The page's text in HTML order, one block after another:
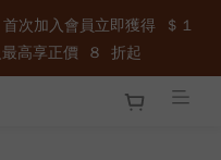
次加入會員立即獲得  ＄１
高享正價  ８  折起
次加入會員立即獲得  ＄１
高享正價  ８  折起
享額外秘密折扣